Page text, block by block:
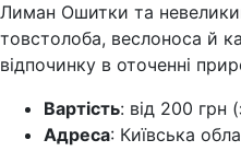
Лиман Ошитки та
товстолоба, веслоноса й
відпочинку в оточенні
Вартість: від 200 грн
Адреса: Київська